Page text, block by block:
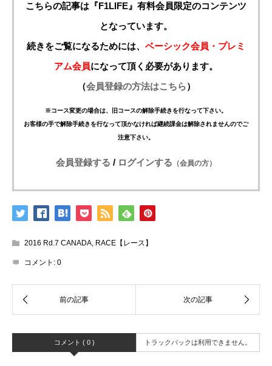
こちらの記事は『F1LIFE』有料会員限定のコンテンツ
となっています。
続きをご覧になるためには、 ベーシック会員・プレミ
アム会員になって頂く必要があります。
（会員登録の方法はこちら）
※コース変更の場合は、旧コースの解除手続きを行なって下さい。
お客様の手で解除手続きを行なって頂かなければ継続課金は解除されませんのでご
注意下さい。
会員登録する / ログインする （会員の方）
2016 Rd.7 CANADA, RACE【レース】
コメント: 0
コメント ( 0 ) トラックバックは利用できません。